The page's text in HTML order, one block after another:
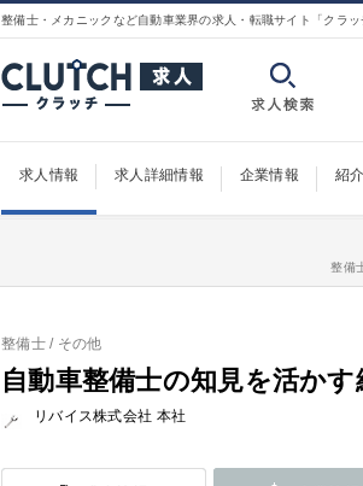
整備士・メカニックなど自動車業界の求人・転職サイト「クラッ
求人情報 求人詳細情報 企業情報 紹
整備
整備士 / その他
自動車整備士の知見を活か
リバイス株式会社 本社